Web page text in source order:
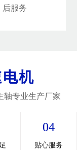
后服务
机
轴专业生产厂家
04
贴心服务